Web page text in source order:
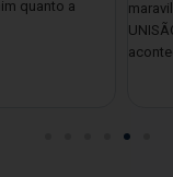
de planos e sonhos a
a parte fundamental
grata a todos que